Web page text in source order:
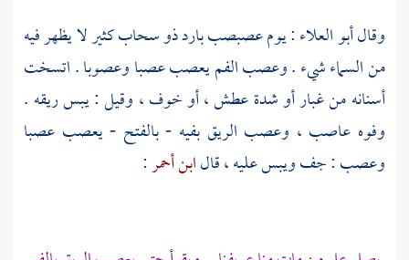
وقالأبو العلاء: يوم عصبصب بارد ذو سحاب كثير لا يظهر فيه
من السماء شيء . وعصب الفم يعصب عصبا وعصوبا . اتسخت
أسنانه من غبار أو شدة عطش ، أو خوف ، وقيل : يبس ريقه .
وفوه عاصب ، وعصب الريق بفيه - بالفتح - يعصب عصبا
وعصب : جف ويبس عليه ، قالابن أحمر: